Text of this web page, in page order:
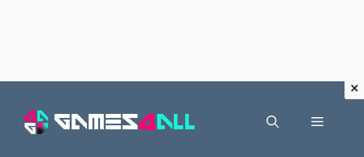
Menu